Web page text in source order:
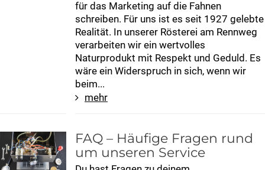
für das Marketing auf die Fahnen
schreiben. Für uns ist es seit 1927 gelebte
Realität. In unserer Rösterei am Rennweg
verarbeiten wir ein wertvolles
Naturprodukt mit Respekt und Geduld. Es
wäre ein Widerspruch in sich, wenn wir
beim...
mehr
FAQ – Häufige Fragen rund
um unseren Service